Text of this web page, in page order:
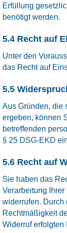
Erfüllung
benötigt werden.
5.4 Recht auf
Unter den
das Recht auf
5.5
Aus Gründen, die
ergeben, können
betreffenden
§ 25 DSG-EKD
5.6 Recht auf
Sie haben das
Verarbeitung
widerrufen.
Rechtmäßigkeit
Widerruf erfolgten